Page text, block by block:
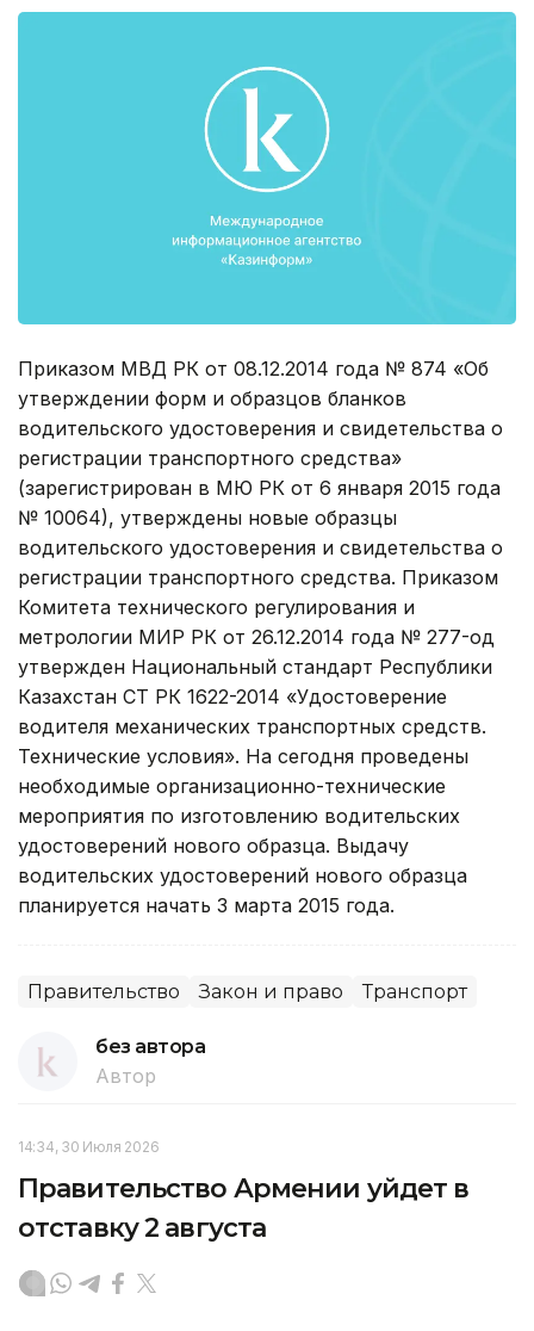
Приказом МВД РК от 08.12.2014 года № 874 «Об
утверждении форм и образцов бланков
водительского удостоверения и свидетельства о
регистрации транспортного средства»
(зарегистрирован в МЮ РК от 6 января 2015 года
№ 10064), утверждены новые образцы
водительского удостоверения и свидетельства о
регистрации транспортного средства. Приказом
Комитета технического регулирования и
метрологии МИР РК от 26.12.2014 года № 277-од
утвержден Национальный стандарт Республики
Казахстан СТ РК 1622-2014 «Удостоверение
водителя механических транспортных средств.
Технические условия». На сегодня проведены
необходимые организационно-технические
мероприятия по изготовлению водительских
удостоверений нового образца. Выдачу
водительских удостоверений нового образца
планируется начать 3 марта 2015 года.
Правительство Закон и право Транспорт
без автора
Автор
14:34, 30 Июля 2026
Правительство Армении уйдет в
отставку 2 августа